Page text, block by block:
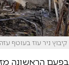
קיבוץ ניר עוז בעוטף